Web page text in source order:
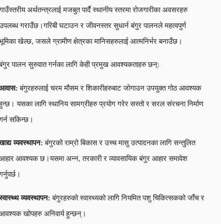
अर्थतन्त्रलाई मजबुत पार्दै स्थानीय स्तरमा रोजगारीका अवसरहरु
गराउँछ।गरिबी घटाउन र जीवनस्तर सुधार्न बंगुर पालनले महत्वपुर्ण
खेल्छ, जसले ग्रामीण क्षेत्रका मानिसहरुलाई आत्मनिर्भर बनाउँछ।
पालन सुरुवात गर्नका लागि केही प्रमुख आवश्यकताहरु छन्:
बंगुरहरुलाई चरम मौसम र शिकारीहरुबाट जोगाउन उपयुक्त गोठ आवश्यक
यसका लागि स्थानिय सामग्रीहरु प्रयोग गरेर सस्तो र सरल संरचना निर्माण
सकिन्छ।
व्यवस्थापन: बंगुरको राम्रो बिकास र उच्च मासु उत्पादनका लागि सन्तुलित
आवश्यक छ।यसमा अन्न, तरकारी र व्यावसायिक बंगुर आहार समावेश
व्यवस्थापन: बंगुरहरुको स्वास्थ्यको लागि नियमित पशु चिकित्सकको जाँच र
खोपहरु अनिवार्य हुन्छन्।